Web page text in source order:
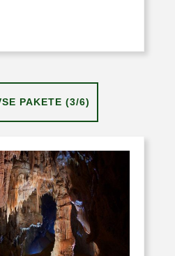
PAKETE (3/6)